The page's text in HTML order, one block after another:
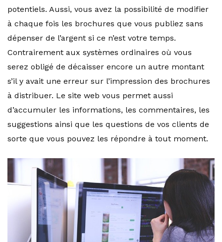
potentiels. Aussi, vous avez la possibilité de modifier
à chaque fois les brochures que vous publiez sans
dépenser de l’argent si ce n’est votre temps.
Contrairement aux systèmes ordinaires où vous
serez obligé de décaisser encore un autre montant
s’il y avait une erreur sur l’impression des brochures
à distribuer. Le site web vous permet aussi
d’accumuler les informations, les commentaires, les
suggestions ainsi que les questions de vos clients de
sorte que vous pouvez les répondre à tout moment.